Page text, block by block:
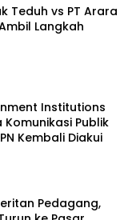
Teduh vs PT Arara
Langkah
Institutions
Komunikasi Publik
Kembali Diakui
Pedagang,